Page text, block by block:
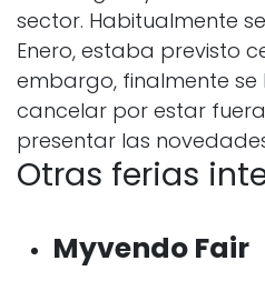
sector. Habitualmente
Enero, estaba previsto
embargo, finalmente se
cancelar por estar
presentar las
Otras ferias
Myvendo Fair